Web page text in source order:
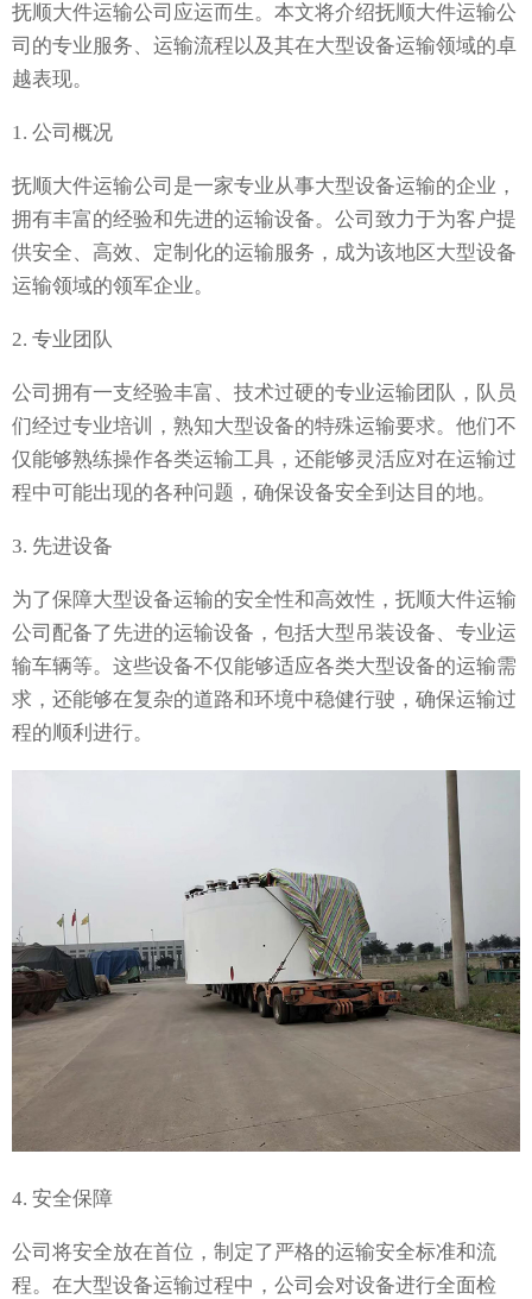
抚顺大件运输公司应运而生。本文将介绍抚顺大件运输公
司的专业服务、运输流程以及其在大型设备运输领域的卓
越表现。
1. 公司概况
抚顺大件运输公司是一家专业从事大型设备运输的企业，
拥有丰富的经验和先进的运输设备。公司致力于为客户提
供安全、高效、定制化的运输服务，成为该地区大型设备
运输领域的领军企业。
2. 专业团队
公司拥有一支经验丰富、技术过硬的专业运输团队，队员
们经过专业培训，熟知大型设备的特殊运输要求。他们不
仅能够熟练操作各类运输工具，还能够灵活应对在运输过
程中可能出现的各种问题，确保设备安全到达目的地。
3. 先进设备
为了保障大型设备运输的安全性和高效性，抚顺大件运输
公司配备了先进的运输设备，包括大型吊装设备、专业运
输车辆等。这些设备不仅能够适应各类大型设备的运输需
求，还能够在复杂的道路和环境中稳健行驶，确保运输过
程的顺利进行。
4. 安全保障
公司将安全放在首位，制定了严格的运输安全标准和流
程。在大型设备运输过程中，公司会对设备进行全面检